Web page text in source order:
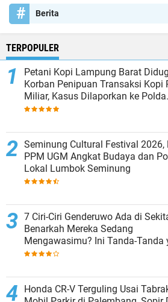
Berita
TERPOPULER
Petani Kopi Lampung Barat
Korban Penipuan Transaksi Kopi
Miliar, Kasus Dilaporkan ke Polda
Lampung
Seminung Cultural Festival 2026,
PPM UGM Angkat Budaya dan
Lokal Lumbok Seminung
7 Ciri-Ciri Genderuwo Ada di
Benarkah Mereka Sedang
Mengawasimu? Ini Tanda-Tanda
Sering Diabaikan
Honda CR-V Terguling Usai